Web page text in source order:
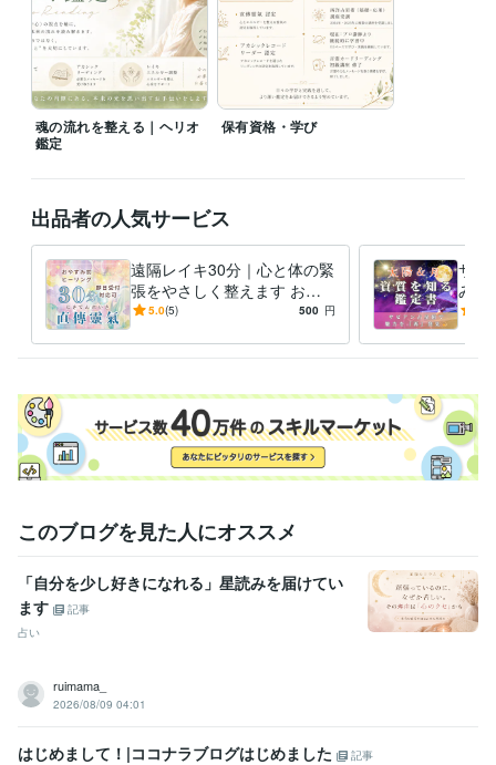
職歴
歯科医院 2001年3月 ~ 2008年2月
スピリチュアルリーディング 2025年7月 ~ 現在
資格・検定
認定レイキヒーラー
占い ホロスコープリーディング
直傳靈氣
魂の流れを整える｜ヘリオ
鑑定
保有資格・学び
出品者の人気サービス
遠隔レイキ30分｜心と体の緊
張をやさしく整えます お手
軽に遠隔レイキ✨️疲れが抜け
5.0(5) 500 円
サビ
み解
み解
このブログを見た人にオススメ
「自分を少し好きになれる」星読みを届けてい
ます
記事
占い
ruimama_
2026/08/09 04:01
はじめまして！|ココナラブログはじめました
記事